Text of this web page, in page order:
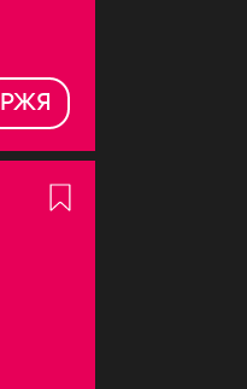
РЖЯ